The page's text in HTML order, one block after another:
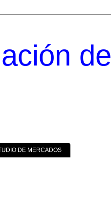
de
DE MERCADOS